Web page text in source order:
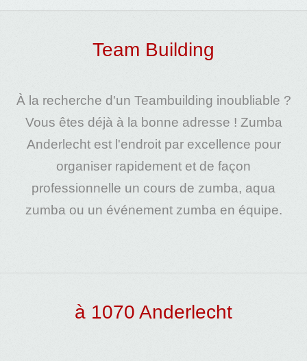
Team Building
À la recherche d'un Teambuilding inoubliable ?
Vous êtes déjà à la bonne adresse ! Zumba
Anderlecht est l'endroit par excellence pour
organiser rapidement et de façon
professionnelle un cours de zumba, aqua
zumba ou un événement zumba en équipe.
à 1070 Anderlecht